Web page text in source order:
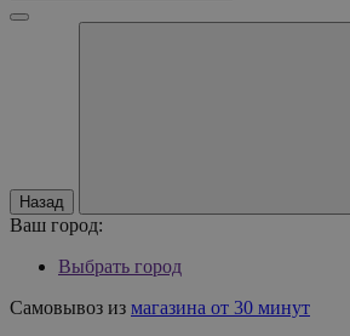
Назад
Ваш город:
Выбрать город
Самовывоз из магазина от 30 минут